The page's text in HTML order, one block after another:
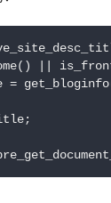
||
=